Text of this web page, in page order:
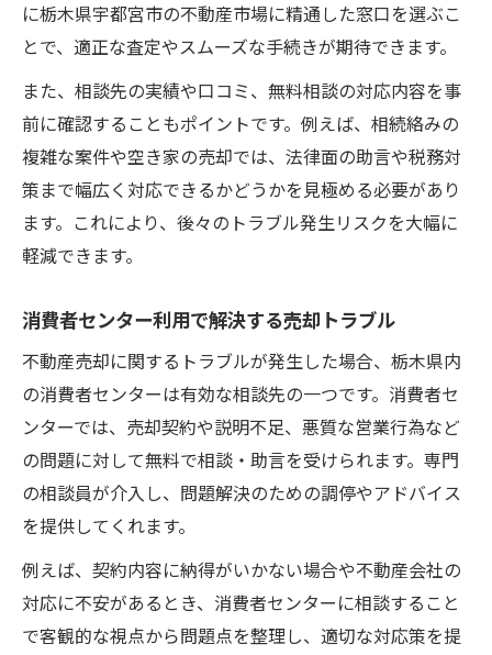
に栃木県宇都宮市の不動産市場に精通した窓口を選ぶこ
とで、適正な査定やスムーズな手続きが期待できます。
また、相談先の実績や口コミ、無料相談の対応内容を事
前に確認することもポイントです。例えば、相続絡みの
複雑な案件や空き家の売却では、法律面の助言や税務対
策まで幅広く対応できるかどうかを見極める必要があり
ます。これにより、後々のトラブル発生リスクを大幅に
軽減できます。
消費者センター利用で解決する売却トラブル
不動産売却に関するトラブルが発生した場合、栃木県内
の消費者センターは有効な相談先の一つです。消費者セ
ンターでは、売却契約や説明不足、悪質な営業行為など
の問題に対して無料で相談・助言を受けられます。専門
の相談員が介入し、問題解決のための調停やアドバイス
を提供してくれます。
例えば、契約内容に納得がいかない場合や不動産会社の
対応に不安があるとき、消費者センターに相談すること
で客観的な視点から問題点を整理し、適切な対応策を提